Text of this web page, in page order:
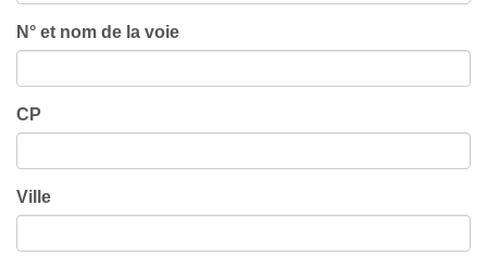
N° et nom de la voie
CP
Ville